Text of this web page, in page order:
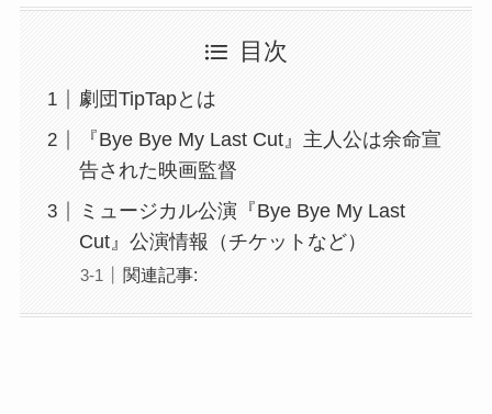
目次
劇団TipTapとは
『Bye Bye My Last Cut』主人公は余命宣
告された映画監督
ミュージカル公演『Bye Bye My Last
Cut』公演情報（チケットなど）
関連記事: